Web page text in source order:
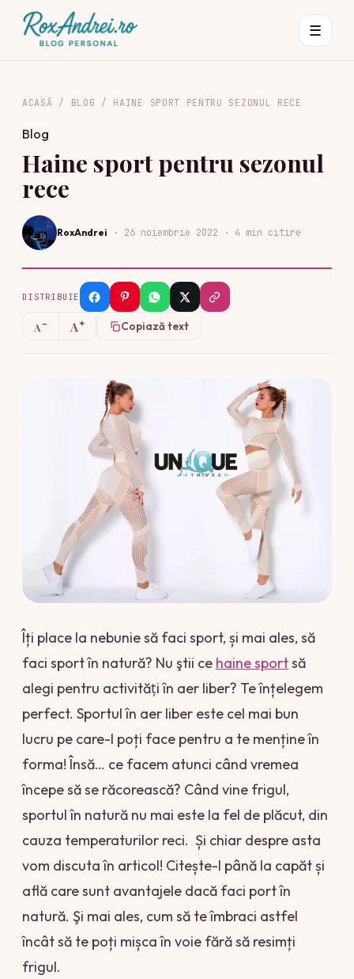
☰
ACASĂ / BLOG / HAINE SPORT PENTRU SEZONUL RECE
Blog
Haine sport pentru sezonul
rece
RoxAndrei · 26 noiembrie 2022 · 4 min citire
DISTRIBUIE
A− A+ Copiază text
Îți place la nebunie să faci sport, și mai ales, să
faci sport în natură? Nu ştii ce haine sportsă
alegi pentru activităţi în aer liber? Te înțelegem
perfect. Sportul în aer liber este cel mai bun
lucru pe care-l poți face pentru a te menține în
forma! Însă… ce facem atunci când vremea
începe să se răcorească? Când vine frigul,
sportul în natură nu mai este la fel de plăcut, din
cauza temperaturilor reci. Și chiar despre asta
vom discuta în articol! Citește-l până la capăt și
află care sunt avantajele dacă faci port în
natură. Şi mai ales, cum să te îmbraci astfel
încât să te poți mișca în voie fără să resimți
frigul.